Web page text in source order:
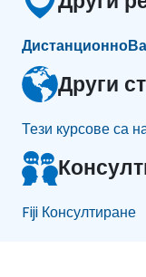
Дистанционно
Други
Тези курсове са
Fiji Консултиране